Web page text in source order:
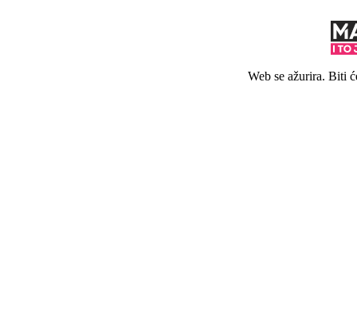
Web se ažurira. Biti